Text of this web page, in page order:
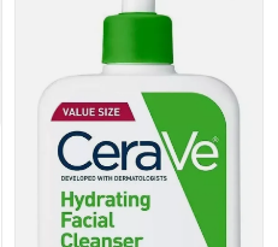
UX430UQ UX430UA UX430UN
UX433 UX461UN UX461UA
para portátil 30 UX530U
UX31A UX31LA UX32VD